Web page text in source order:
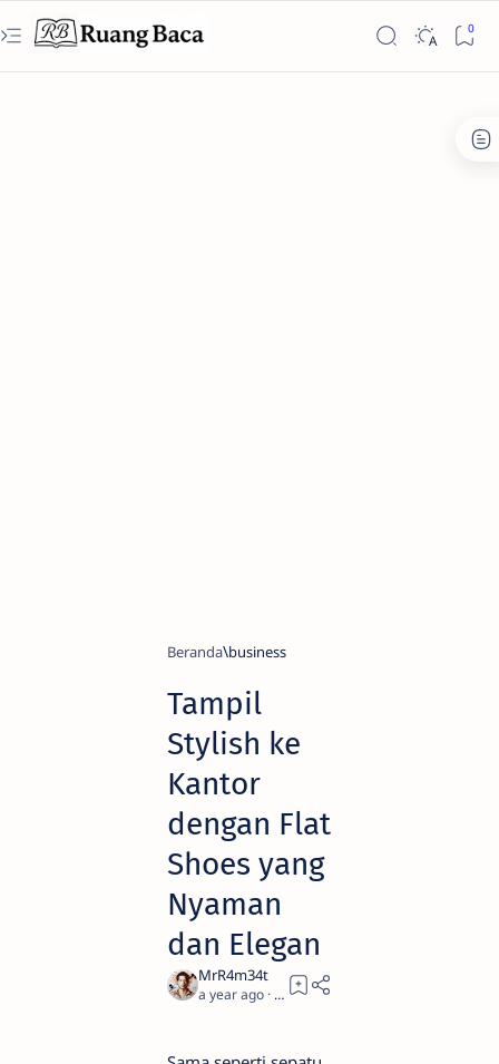
Beranda business
Tampil
Stylish ke
Kantor
dengan Flat
Shoes yang
Nyaman
dan Elegan
a year ago 2